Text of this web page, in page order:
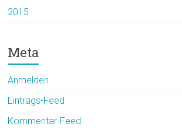
2015
Meta
Anmelden
Eintrags-Feed
Kommentar-Feed